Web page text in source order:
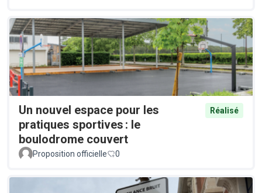
Un nouvel espace pour les
pratiques sportives : le
boulodrome couvert
Réalisé
Proposition officielle 0